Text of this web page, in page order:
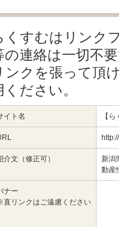
くすむはリンク
の連絡は一切不要
ンクを張って頂
ください。
イト名 【
介文（修正可）
新潟
動産
ナー
リンクはご遠慮ください